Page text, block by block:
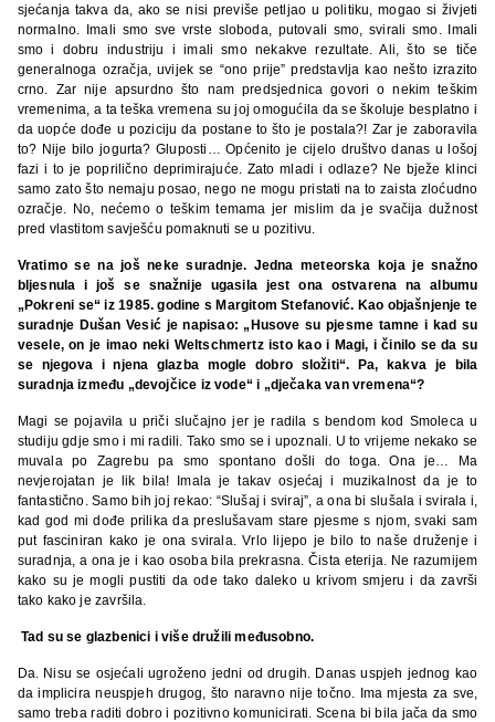
sjećanja takva da, ako se nisi previše petljao u politiku, mogao si živjeti
normalno. Imali smo sve vrste sloboda, putovali smo, svirali smo. Imali
smo i dobru industriju i imali smo nekakve rezultate. Ali, što se tiče
generalnoga ozračja, uvijek se “ono prije” predstavlja kao nešto izrazito
crno. Zar nije apsurdno što nam predsjednica govori o nekim teškim
vremenima, a ta teška vremena su joj omogućila da se školuje besplatno i
da uopće dođe u poziciju da postane to što je postala?! Zar je zaboravila
to? Nije bilo jogurta? Gluposti… Općenito je cijelo društvo danas u lošoj
fazi i to je poprilično deprimirajuće. Zato mladi i odlaze? Ne bježe klinci
samo zato što nemaju posao, nego ne mogu pristati na to zaista zloćudno
ozračje. No, nećemo o teškim temama jer mislim da je svačija dužnost
pred vlastitom savješću pomaknuti se u pozitivu.
Vratimo se na još neke suradnje. Jedna meteorska koja je snažno
bljesnula i još se snažnije ugasila jest ona ostvarena na albumu
„Pokreni se“ iz 1985. godine s Margitom Stefanović. Kao objašnjenje te
suradnje Dušan Vesić je napisao: „Husove su pjesme tamne i kad su
vesele, on je imao neki Weltschmertz isto kao i Magi, i činilo se da su
se njegova i njena glazba mogle dobro složiti“. Pa, kakva je bila
suradnja između „devojčice iz vode“ i „dječaka van vremena“?
Magi se pojavila u priči slučajno jer je radila s bendom kod Smoleca u
studiju gdje smo i mi radili. Tako smo se i upoznali. U to vrijeme nekako se
muvala po Zagrebu pa smo spontano došli do toga. Ona je… Ma
nevjerojatan je lik bila! Imala je takav osjećaj i muzikalnost da je to
fantastično. Samo bih joj rekao: “Slušaj i sviraj”, a ona bi slušala i svirala i,
kad god mi dođe prilika da preslušavam stare pjesme s njom, svaki sam
put fasciniran kako je ona svirala. Vrlo lijepo je bilo to naše druženje i
suradnja, a ona je i kao osoba bila prekrasna. Čista eterija. Ne razumijem
kako su je mogli pustiti da ode tako daleko u krivom smjeru i da završi
tako kako je završila.
Tad su se glazbenici i više družili međusobno.
Da. Nisu se osjećali ugroženo jedni od drugih. Danas uspjeh jednog kao
da implicira neuspjeh drugog, što naravno nije točno. Ima mjesta za sve,
samo treba raditi dobro i pozitivno komunicirati. Scena bi bila jača da smo